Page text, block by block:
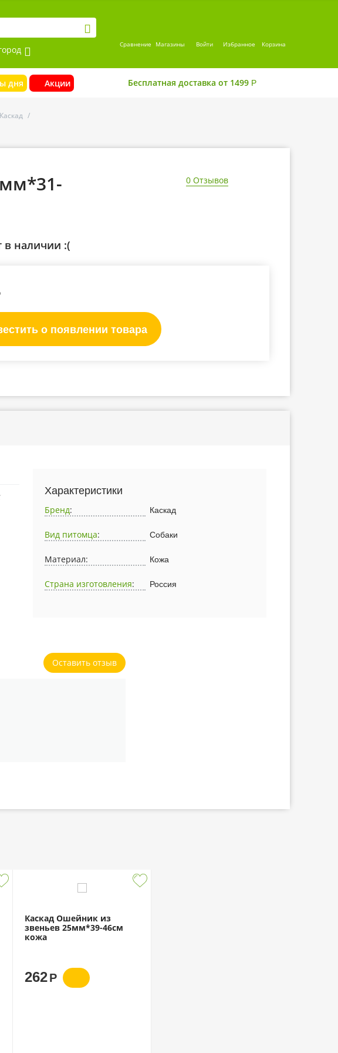
Сравнение Магазины Войти Избранное Корзина
дня Акции Бесплатная доставка от 1499 Р
Каскад /
0 Отзывов
в наличии :(
о появлении товара
Характеристики
Бренд: Каскад
Вид питомца: Собаки
Материал: Кожа
Страна изготовления: Россия
Оставить отзыв
Каскад Ошейник из
звеньев 25мм*39-46см
кожа
262Р